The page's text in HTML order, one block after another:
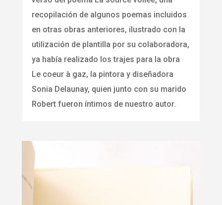
recopilación de algunos poemas incluidos
en otras obras anteriores, ilustrado con la
utilización de plantilla por su colaboradora,
ya había realizado los trajes para la obra
Le coeur à gaz, la pintora y diseñadora
Sonia Delaunay, quien junto con su marido
Robert fueron íntimos de nuestro autor.